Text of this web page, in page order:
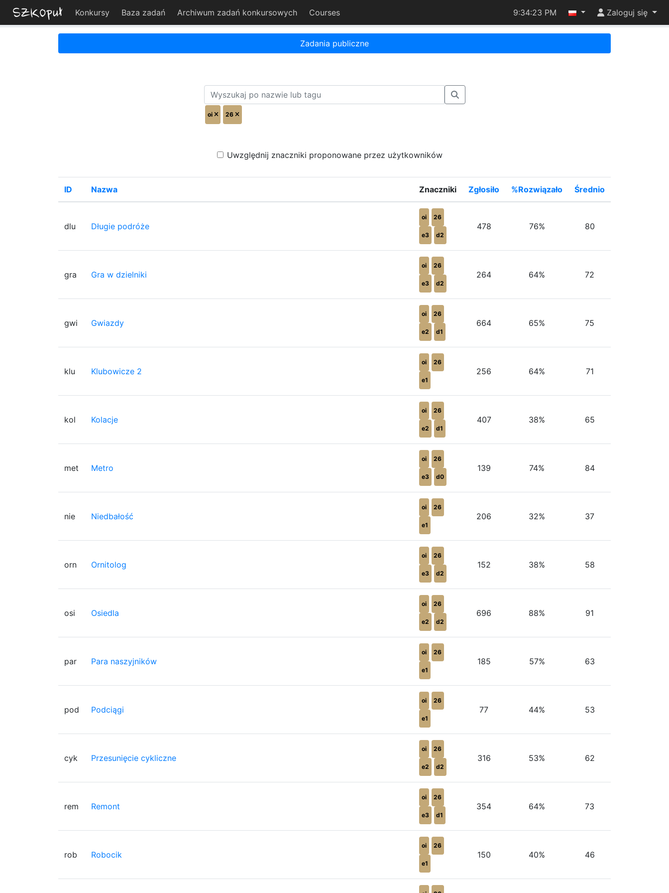
Konkursy Baza zadań Archiwum zadań konkursowych Courses 9:34:23 PM Zaloguj się
Zadania publiczne
oi 26
Uwzględnij znaczniki proponowane przez użytkowników
ID Nazwa Znaczniki Zgłosiło %Rozwiązało Średnio
dlu Długie podróże
oi 26
e3 d2
478 76% 80
gra Gra w dzielniki
oi 26
e3 d2
264 64% 72
gwi Gwiazdy
oi 26
e2 d1
664 65% 75
klu Klubowicze 2
oi 26
e1
256 64% 71
kol Kolacje
oi 26
e2 d1
407 38% 65
met Metro
oi 26
e3 d0
139 74% 84
nie Niedbałość
oi 26
e1
206 32% 37
orn Ornitolog
oi 26
e3 d2
152 38% 58
osi Osiedla
oi 26
e2 d2
696 88% 91
par Para naszyjników
oi 26
e1
185 57% 63
pod Podciągi
oi 26
e1
77 44% 53
cyk Przesunięcie cykliczne
oi 26
e2 d2
316 53% 62
rem Remont
oi 26
e3 d1
354 64% 73
rob Robocik
oi 26
e1
150 40% 46